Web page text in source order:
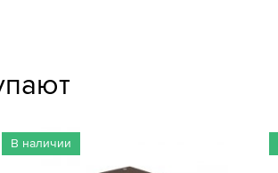
В наличии